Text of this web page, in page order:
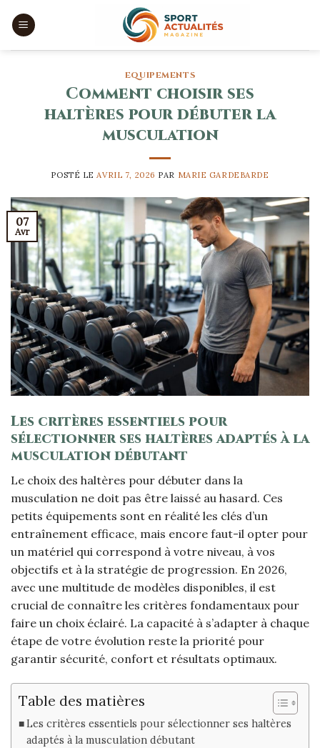
EQUIPEMENTS
Comment choisir ses
haltères pour débuter la
musculation
POSTÉ LE AVRIL 7, 2026 PAR MARIE GARDEBARDE
07
Avr
Les critères essentiels pour
sélectionner ses haltères adaptés à la
musculation débutant
Le choix des haltères pour débuter dans la
musculation ne doit pas être laissé au hasard. Ces
petits équipements sont en réalité les clés d’un
entraînement efficace, mais encore faut-il opter pour
un matériel qui correspond à votre niveau, à vos
objectifs et à la stratégie de progression. En 2026,
avec une multitude de modèles disponibles, il est
crucial de connaître les critères fondamentaux pour
faire un choix éclairé. La capacité à s’adapter à chaque
étape de votre évolution reste la priorité pour
garantir sécurité, confort et résultats optimaux.
Table des matières
Les critères essentiels pour sélectionner ses haltères
adaptés à la musculation débutant